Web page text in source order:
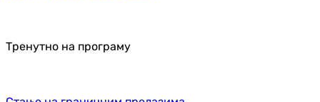
Тренутно на програму